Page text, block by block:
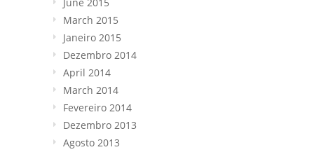
March 2015
Janeiro 2015
Dezembro 2014
April 2014
March 2014
Fevereiro 2014
Dezembro 2013
Agosto 2013